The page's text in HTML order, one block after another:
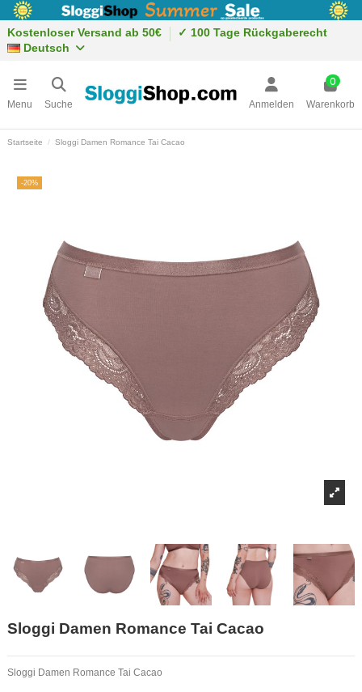
Kostenloser Versand ab 50€
✓ 100 Tage Rückgaberecht
Deutsch
Menu Suche Anmelden
0
Warenkorb
Startseite Sloggi Damen Romance Tai Cacao
-20%
Sloggi Damen Romance Tai Cacao
Sloggi Damen Romance Tai Cacao